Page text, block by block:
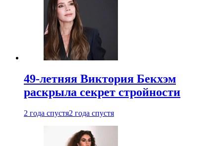
49-летняя Виктория Бекхэм
раскрыла секрет стройности
2 года спустя2 года спустя